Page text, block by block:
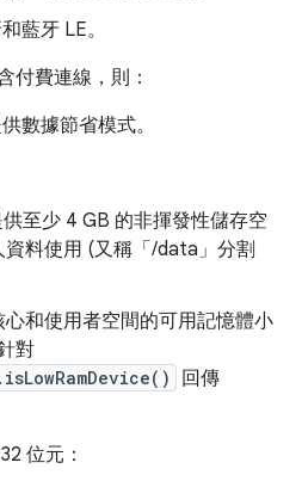
藍牙 LE。
付費連線，則：
數據節省模式。
至少 4 GB 的非揮發性儲存空
料使用 (又稱「/data」分割
和使用者空間的可用記憶體小
對
回傳
位元：